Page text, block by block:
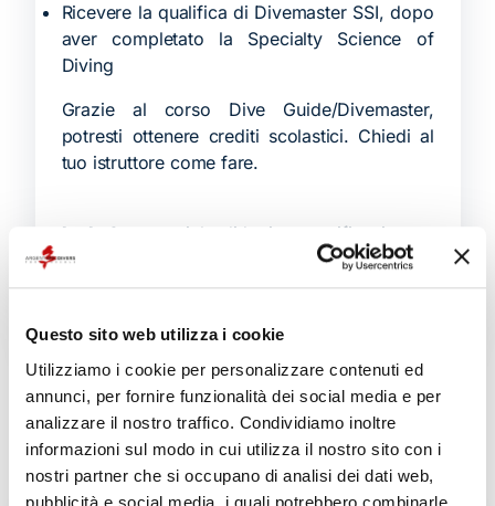
Questo sito web utilizza i cookie
Utilizziamo i cookie per personalizzare contenuti ed
annunci, per fornire funzionalità dei social media e per
analizzare il nostro traffico. Condividiamo inoltre
informazioni sul modo in cui utilizza il nostro sito con i
nostri partner che si occupano di analisi dei dati web,
pubblicità e social media, i quali potrebbero combinarle
Ricevere la qualifica di Divemaster SSI, dopo
aver completato la Specialty Science of
Diving
Grazie al corso Dive Guide/Divemaster,
potresti ottenere crediti scolastici. Chiedi al
tuo istruttore come fare.
Include
: materiale didattico, certificazione e
immersioni.
Prodotti correlati